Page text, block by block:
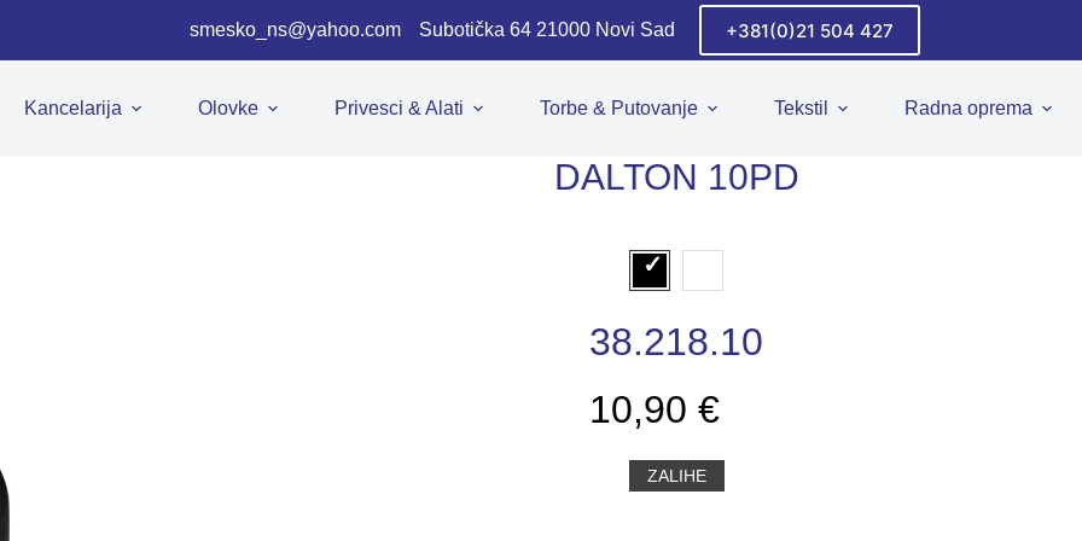
smesko_ns@yahoo.com Subotička 64 21000 Novi Sad +381(0)21 504 427
Kancelarija Olovke Privesci & Alati Torbe & Putovanje Tekstil Radna oprema
DALTON 10PD
38.218.10
10,90 €
ZALIHE